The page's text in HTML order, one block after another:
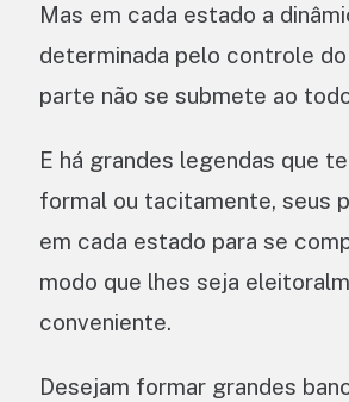
Mas em cada estado a
determinada pelo controle
parte não se submete ao
E há grandes legendas que
formal ou tacitamente, seus
em cada estado para se
modo que lhes seja
conveniente.
Desejam formar grandes